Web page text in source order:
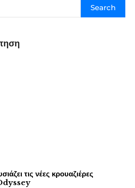
Search
τις νέες κρουαζιέρες